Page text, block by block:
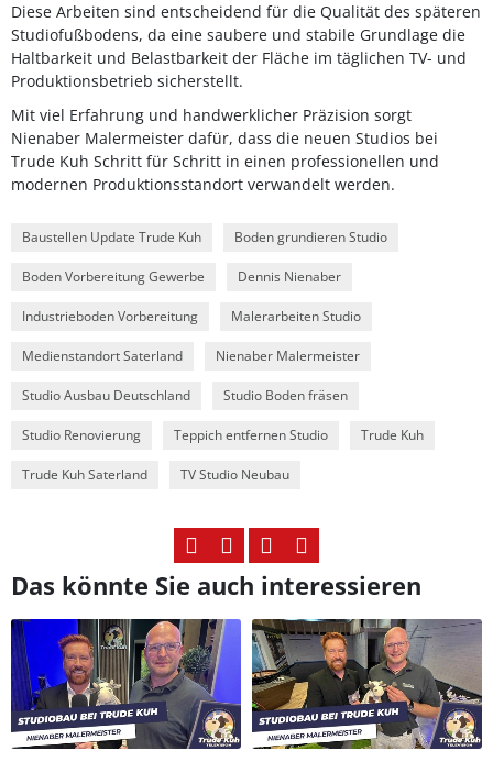
Diese Arbeiten sind entscheidend für die Qualität des späteren
Studiofußbodens, da eine saubere und stabile Grundlage die
Haltbarkeit und Belastbarkeit der Fläche im täglichen TV- und
Produktionsbetrieb sicherstellt.
Mit viel Erfahrung und handwerklicher Präzision sorgt
Nienaber Malermeister dafür, dass die neuen Studios bei
Trude Kuh Schritt für Schritt in einen professionellen und
modernen Produktionsstandort verwandelt werden.
Baustellen Update Trude Kuh Boden grundieren Studio
Boden Vorbereitung Gewerbe Dennis Nienaber
Industrieboden Vorbereitung Malerarbeiten Studio
Medienstandort Saterland Nienaber Malermeister
Studio Ausbau Deutschland Studio Boden fräsen
Studio Renovierung Teppich entfernen Studio Trude Kuh
Trude Kuh Saterland TV Studio Neubau
Das könnte Sie auch interessieren